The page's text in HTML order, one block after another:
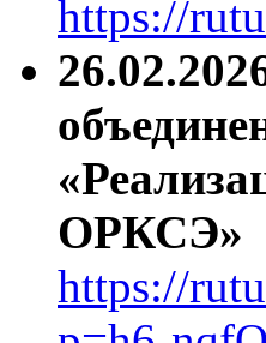
https://
ОРКСЭ»
https://